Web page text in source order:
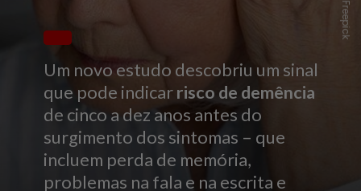
Um novo estudo descobriu um sinal
que pode indicarrisco de demência
de cinco a dez anos antes do
surgimento dos sintomas – que
incluem perda de memória,
problemas na fala e na escrita e
Freepick